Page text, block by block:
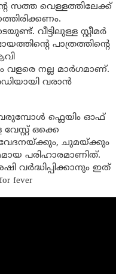
സത്ത വെള്ളത്തിലേക്ക്
വീട്ടിലുള്ള സ്റ്റീമർ
പാത്രത്തിന്റെ
വളരെ നല്ല മാർഗമാണ്.
വരാൻ
വരുമ്പോൾ ഫ്ലെയിം ഓഫ്
ഒക്കെ
വേദനയ്ക്കും, ചുമയ്ക്കും
പരിഹാരമാണിത്.
വർദ്ധിപ്പിക്കാനും ഇത്
fever